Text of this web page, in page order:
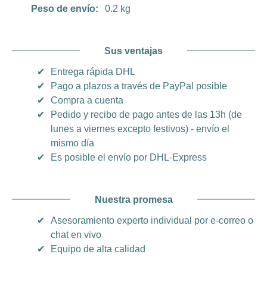
Peso de envío: 0.2 kg
Sus ventajas
✔
Entrega rápida DHL
✔
Pago a plazos a través de PayPal posible
✔
Compra a cuenta
✔
Pedido y recibo de pago antes de las 13h (de
lunes a viernes excepto festivos) - envío el
mismo día
✔
Es posible el envío por DHL-Express
Nuestra promesa
✔
Asesoramiento experto individual por e-correo o
chat en vivo
✔
Equipo de alta calidad